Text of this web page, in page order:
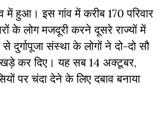
में हुआ। इस गांव में करीब 170 परिवार
के लोग मजदूरी करने दूसरे राज्यों में
दुर्गापूजा संस्था के लोगों ने दो-दो सौ
खड़े कर दिए। यह सब 14 अक्टूबर,
पर चंदा देने के लिए दबाव बनाया